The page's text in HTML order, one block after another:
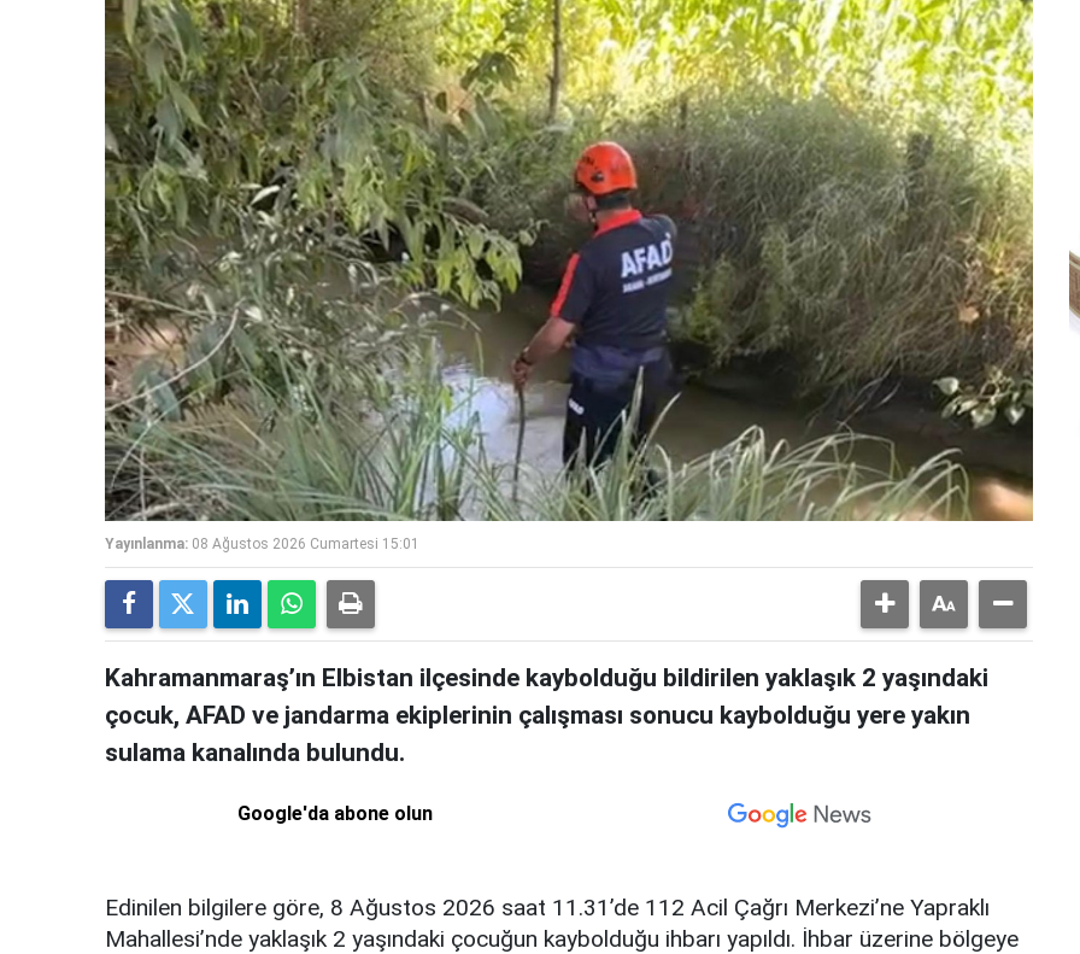
Yayınlanma: 08 Ağustos 2026 Cumartesi 15:01
Kahramanmaraş’ın Elbistan ilçesinde kaybolduğu bildirilen yaklaşık 2 yaşındaki
çocuk, AFAD ve jandarma ekiplerinin çalışması sonucu kaybolduğu yere yakın
sulama kanalında bulundu.
Google'da abone olun
Edinilen bilgilere göre, 8 Ağustos 2026 saat 11.31’de 112 Acil Çağrı Merkezi’ne Yapraklı
Mahallesi’nde yaklaşık 2 yaşındaki çocuğun kaybolduğu ihbarı yapıldı. İhbar üzerine bölgeye